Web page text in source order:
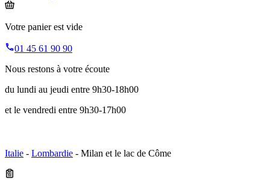
Votre panier est vide
01 45 61 90 90
Nous restons à votre écoute
du lundi au jeudi entre 9h30-18h00
et le vendredi entre 9h30-17h00
Italie - Lombardie - Milan et le lac de Côme